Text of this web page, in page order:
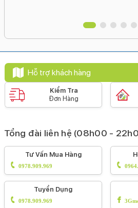
Hỗ trợ khách hàng
Kiểm Tra
Đơn Hàng
Tổng đài liên hệ (08h00 -
Tư Vấn Mua Hàng
0978.909.969
Tuyển Dụng
0978.909.969